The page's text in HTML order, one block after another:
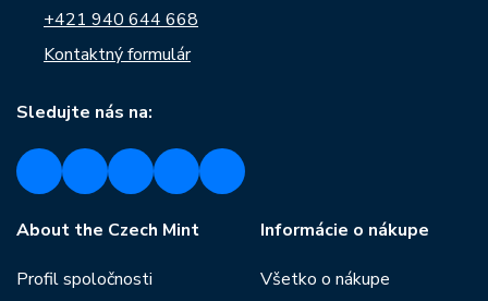
+421 940 644 668
Kontaktný formulár
Sledujte nás na:
About the Czech Mint
Profil spoločnosti
Informácie o nákupe
Všetko o nákupe